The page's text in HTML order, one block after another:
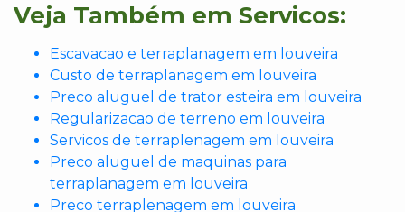
Veja Também em Servicos:
Escavacao e terraplanagem em louveira
Custo de terraplanagem em louveira
Preco aluguel de trator esteira em louveira
Regularizacao de terreno em louveira
Servicos de terraplenagem em louveira
Preco aluguel de maquinas para
terraplanagem em louveira
Preco terraplenagem em louveira